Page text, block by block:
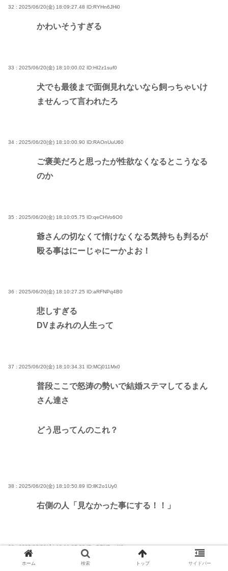
32 : 2025/06/20(金) 18:09:27.48 ID:RYHn6JHi0
かわいそうすぎる
33 : 2025/06/20(金) 18:10:00.02 ID:HI2z1suf0
犬でも最後まで面倒見れないなら飼っちゃいけ
ませんって言われたろ
34 : 2025/06/20(金) 18:10:00.90 ID:RAOnUuU60
ご褒美だろと思ったが性欲なくなるとこうなる
のか
35 : 2025/06/20(金) 18:10:05.75 ID:qeCHVo6O0
爺さんの切なくて情けなくなる気持ちも判るが
殴る事はにーじゃにーかよお！
36 : 2025/06/20(金) 18:10:27.25 ID:aRFNPq4B0
悲しすぎる
DVまみれの人生って
37 : 2025/06/20(金) 18:10:34.31 ID:MCj011Mx0
普段ここで怒涛の勢いで結婚ステマしてるまん
さん達さ
どう思ってんのこれ？
38 : 2025/06/20(金) 18:10:50.89 ID:llK2o1Uy0
右側の人「見なかった事にする！！」
39 : 2025/06/20(金) 18:11:07.30ID:vORNPwnK0
老老介護は大変なんだろう
ホーム 検索 トップ サイドバー